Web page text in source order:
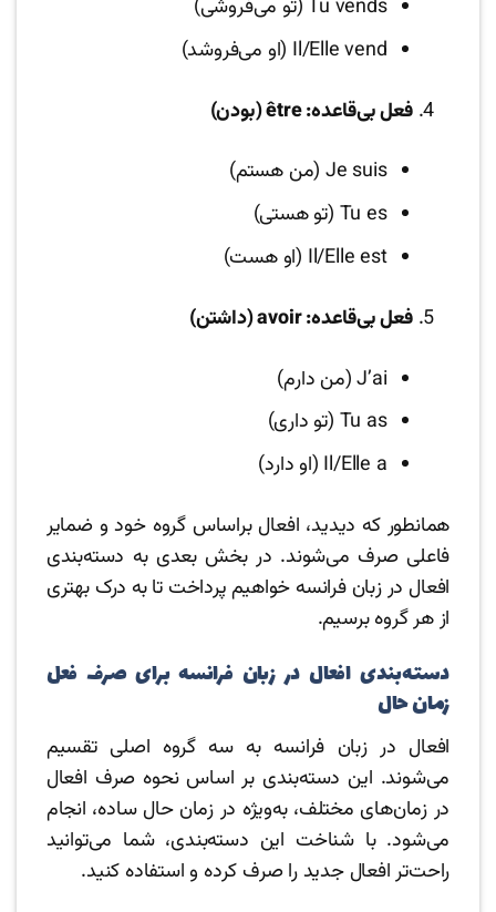
Tu vends (تو می‌فروشی)
Il/Elle vend (او می‌فروشد)
فعل بی‌قاعده: être (بودن)
Je suis (من هستم)
Tu es (تو هستی)
Il/Elle est (او هست)
فعل بی‌قاعده: avoir (داشتن)
J’ai (من دارم)
Tu as (تو داری)
Il/Elle a (او دارد)
همانطور که دیدید، افعال براساس گروه خود و ضمایر
فاعلی صرف می‌شوند. در بخش بعدی به دسته‌بندی
افعال در زبان فرانسه خواهیم پرداخت تا به درک بهتری
از هر گروه برسیم.
دسته‌بندی افعال در زبان فرانسه برای صرف فعل
زمان حال
افعال در زبان فرانسه به سه گروه اصلی تقسیم
می‌شوند. این دسته‌بندی بر اساس نحوه صرف افعال
در زمان‌های مختلف، به‌ویژه در زمان حال ساده، انجام
می‌شود. با شناخت این دسته‌بندی، شما می‌توانید
راحت‌تر افعال جدید را صرف کرده و استفاده کنید.